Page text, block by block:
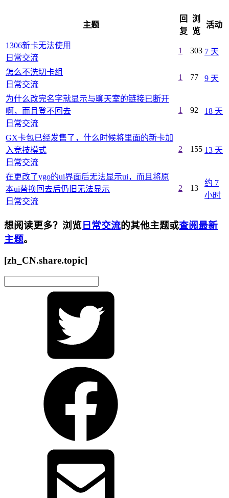
主题
回
复
浏
览
活动
1306新卡无法使用
日常交流
1 303 7 天
怎么不洗切卡组
日常交流
1 77 9 天
为什么改完名字就显示与聊天室的链接已断开
啊，而且登不回去
日常交流
1 92 18 天
GX卡包已经发售了，什么时候将里面的新卡加
入竞技模式
日常交流
2 155 13 天
在更改了ygo的ui界面后无法显示ui，而且将原
本ui替换回去后仍旧无法显示
日常交流
2 13
约 7
小时
想阅读更多？浏览 日常交流的其他主题或查阅最新
主题。
[zh_CN.share.topic]